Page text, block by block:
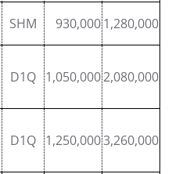
SHM 930,0001,280,000
D1Q 1,050,0002,080,000
D1Q 1,250,0003,260,000